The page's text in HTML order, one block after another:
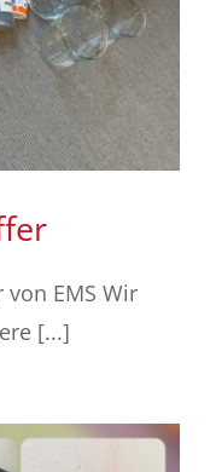
EMS Wir
[...]